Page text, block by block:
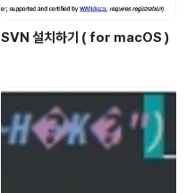
SVN 설치하기 ( for macOS )